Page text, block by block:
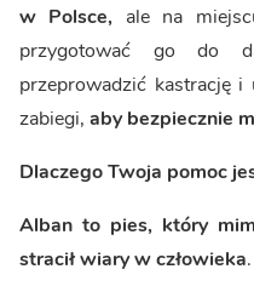
w Polsce, ale na
przygotować go do
przeprowadzić kastrację i
zabiegi, aby bezpiecznie
Dlaczego Twoja pomoc
Alban to pies, który
stracił wiary w człowieka